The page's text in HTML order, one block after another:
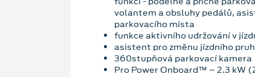
volantem a obsluhy pedálů,
parkovacího místa
funkce aktivního udržování v
asistent pro změnu jízdního
360stupňová parkovací kamera
Pro Power Onboard™ – 2.3 kW